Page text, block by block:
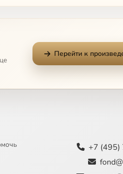
непременно будет жить
было мечтой моей юности"
страдать
Перейти к
+7